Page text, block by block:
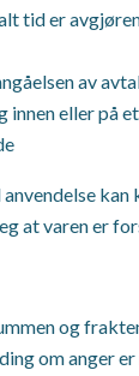
tid er
av
innen eller på
kan
at varen er
og
om anger